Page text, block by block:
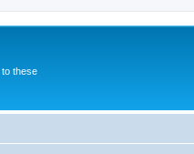
these